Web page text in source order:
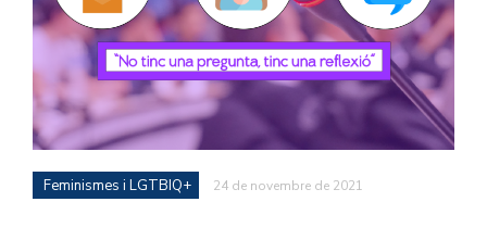
Feminismes i LGTBIQ+ 24 de novembre de 2021